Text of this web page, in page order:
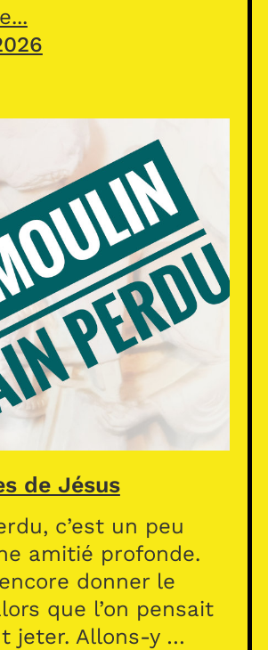
de Jésus
c’est un peu
amitié profonde.
donner le
que l’on pensait
jeter. Allons-y …